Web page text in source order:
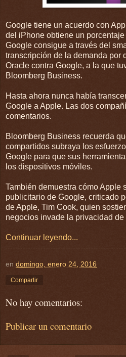
Google tiene un acuerdo con
del iPhone obtiene un
Google consigue a través del
transcripción de la demanda por
Oracle contra Google, a la que
Bloomberg Business.
Hasta ahora nunca había
Google a Apple. Las dos
comentarios.
Bloomberg Business recuerda
compartidos subraya los
Google para que sus
los dispositivos móviles.
También demuestra cómo Apple
publicitario de Google, criticado
de Apple, Tim Cook, quien
negocios invade la privacidad de
Continuar leyendo...
en domingo, enero 24, 2016
Compartir
No hay comentarios:
Publicar un comentario